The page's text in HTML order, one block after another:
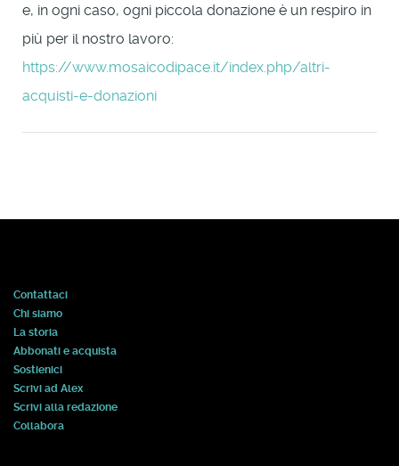
e, in ogni caso, ogni piccola donazione è un respiro in
più per il nostro lavoro:
https://www.mosaicodipace.it/index.php/altri-
acquisti-e-donazioni
Contattaci
Chi siamo
La storia
Abbonati e acquista
Sostienici
Scrivi ad Alex
Scrivi alla redazione
Collabora